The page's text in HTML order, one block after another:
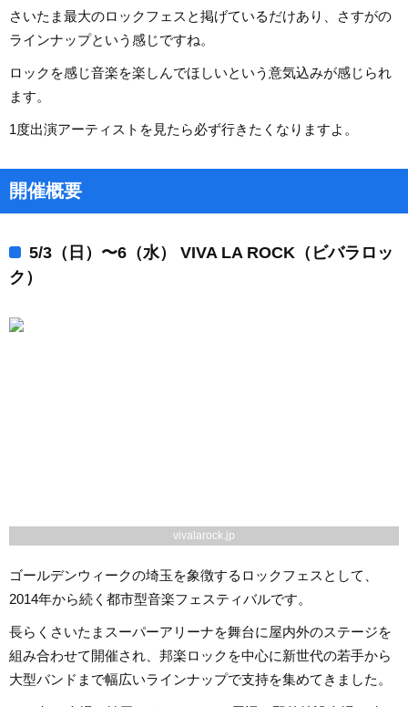
さいたま最大のロックフェスと掲げているだけあり、さすがの
ラインナップという感じですね。
ロックを感じ音楽を楽しんでほしいという意気込みが感じられ
ます。
1度出演アーティストを見たら必ず行きたくなりますよ。
開催概要
5/3（日）〜6（水） VIVA LA ROCK（ビバラロッ
ク）
vivalarock.jp
ゴールデンウィークの埼玉を象徴するロックフェスとして、
2014年から続く都市型音楽フェスティバルです。
長らくさいたまスーパーアリーナを舞台に屋内外のステージを
組み合わせて開催され、邦楽ロックを中心に新世代の若手から
大型バンドまで幅広いラインナップで支持を集めてきました。